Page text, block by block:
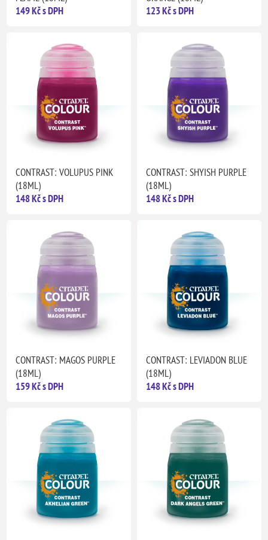
149 Kč s DPH
123 Kč s DPH
CONTRAST: VOLUPUS PINK
(18ML)
148 Kč s DPH
CONTRAST: SHYISH PURPLE
(18ML)
148 Kč s DPH
CONTRAST: MAGOS PURPLE
(18ML)
159 Kč s DPH
CONTRAST: LEVIADON BLUE
(18ML)
148 Kč s DPH